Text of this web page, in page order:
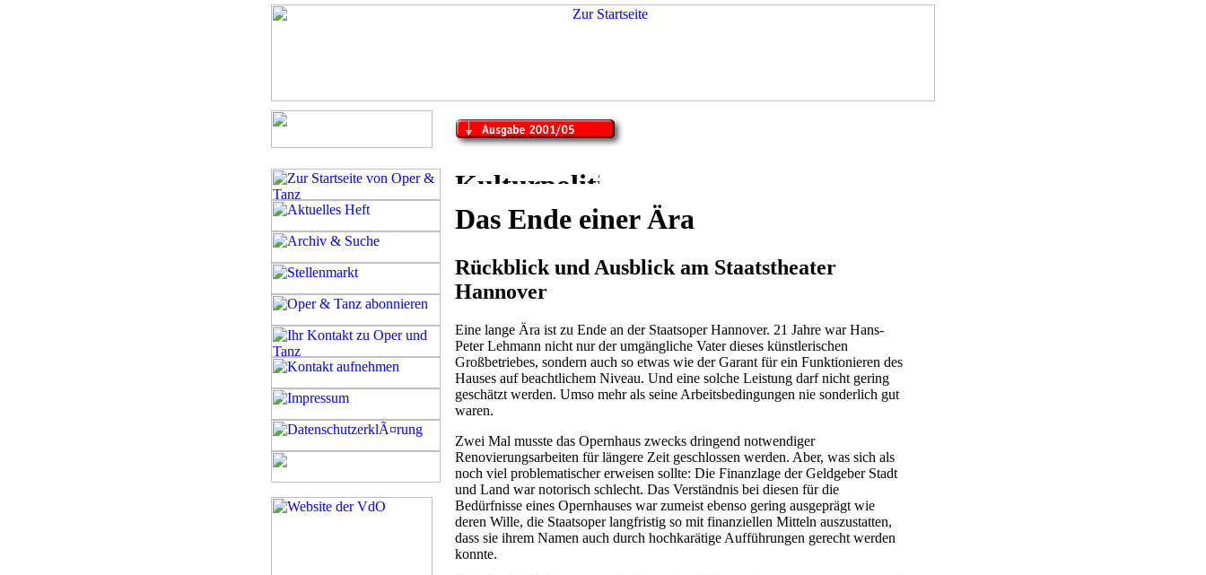
Das Ende einer Ära
Rückblick und Ausblick am Staatstheater
Hannover
Eine lange Ära ist zu Ende an der Staatsoper Hannover. 21 Jahre war Hans-
Peter Lehmann nicht nur der umgängliche Vater dieses künstlerischen
Großbetriebes, sondern auch so etwas wie der Garant für ein Funktionieren des
Hauses auf beachtlichem Niveau. Und eine solche Leistung darf nicht gering
geschätzt werden. Umso mehr als seine Arbeitsbedingungen nie sonderlich gut
waren.
Zwei Mal musste das Opernhaus zwecks dringend notwendiger
Renovierungsarbeiten für längere Zeit geschlossen werden. Aber, was sich als
noch viel problematischer erweisen sollte: Die Finanzlage der Geldgeber Stadt
und Land war notorisch schlecht. Das Verständnis bei diesen für die
Bedürfnisse eines Opernhauses war zumeist ebenso gering ausgeprägt wie
deren Wille, die Staatsoper langfristig so mit finanziellen Mitteln auszustatten,
dass sie ihrem Namen auch durch hochkarätige Aufführungen gerecht werden
konnte.